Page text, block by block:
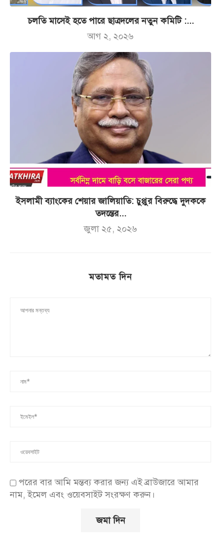
চলতি মাসেই হতে পারে ছাত্রদলের নতুন কমিটি :...
আগ ২, ২০২৬
ইসলামী ব্যাংকের শেয়ার জালিয়াতি: চুপ্পুর বিরুদ্ধে দুদককে
তদন্তের...
জুলা ২৫, ২০২৬
মতামত দিন
পরের বার আমি মন্তব্য করার জন্য এই ব্রাউজারে আমার
নাম, ইমেল এবং ওয়েবসাইট সংরক্ষণ করুন।